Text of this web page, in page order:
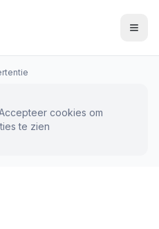
cookies om
te zien